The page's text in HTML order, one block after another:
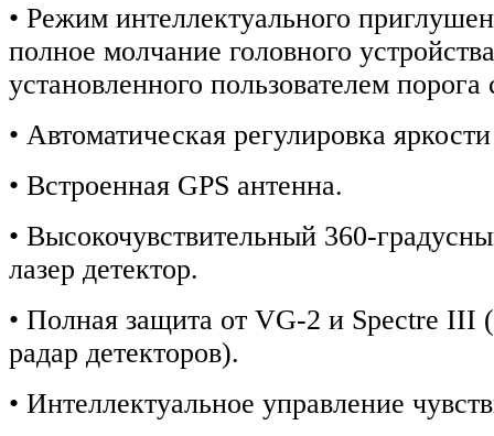
• Режим интеллектуального
полное молчание головного
установленного пользователем порога
• Автоматическая регулировка
• Встроенная GPS антенна.
• Высокочувствительный 360-
лазер детектор.
• Полная защита от VG-2 и Spectre III
радар детекторов).
• Интеллектуальное управление